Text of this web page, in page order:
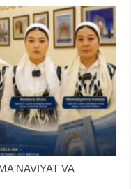
VA